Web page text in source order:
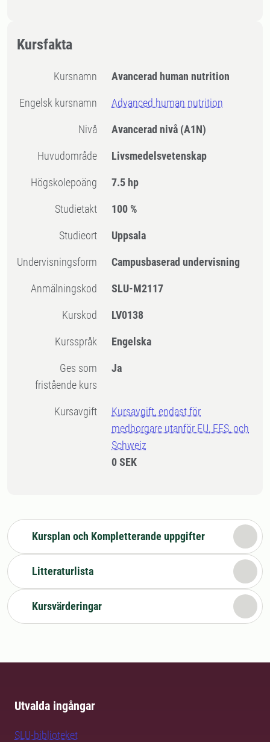
Kursfakta
Kursnamn Avancerad human nutrition
Engelsk kursnamn Advanced human nutrition
Nivå Avancerad nivå (A1N)
Huvudområde Livsmedelsvetenskap
högskolepoäng 7.5 hp
Studietakt 100 %
Studieort Uppsala
Undervisningsform Campusbaserad undervisning
Anmälningskod SLU-M2117
Kurskod LV0138
Kursspråk Engelska
Ges som
fristående kurs
Ja
Kursavgift
Kursavgift, endast för
medborgare utanför EU, EES, och
Schweiz
0 SEK
Kursplan och Kompletterande uppgifter
Litteraturlista
Kursvärderingar
Utvalda ingångar
SLU-biblioteket